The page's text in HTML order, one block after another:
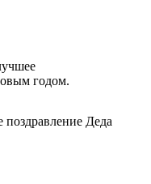
годом.
Деда